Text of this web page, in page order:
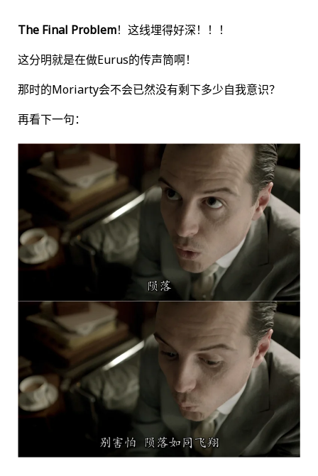
The Final Problem！这线埋得好深！！！
这分明就是在做Eurus的传声筒啊！
那时的Moriarty会不会已然没有剩下多少自我意识？
再看下一句：